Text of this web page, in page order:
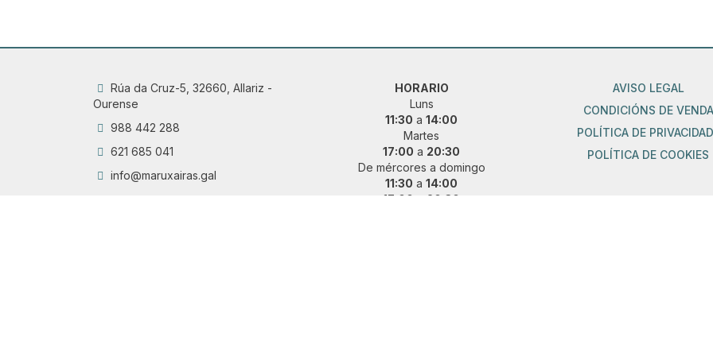
Rúa da Cruz-5, 32660, Allariz -
Ourense
988 442 288
621 685 041
info@maruxairas.gal
HORARIO
Luns
11:30 a 14:00
Martes
17:00 a 20:30
De mércores a domingo
11:30 a 14:00
17:00
20:30
AVISO LEGAL
CONDICIÓNS DE VENDA
POLÍTICA DE
POLÍTICA DE COOKIES